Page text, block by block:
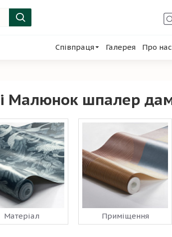
Співпраця Галерея Про нас
Малюнок шпалер
Матеріал Приміщення